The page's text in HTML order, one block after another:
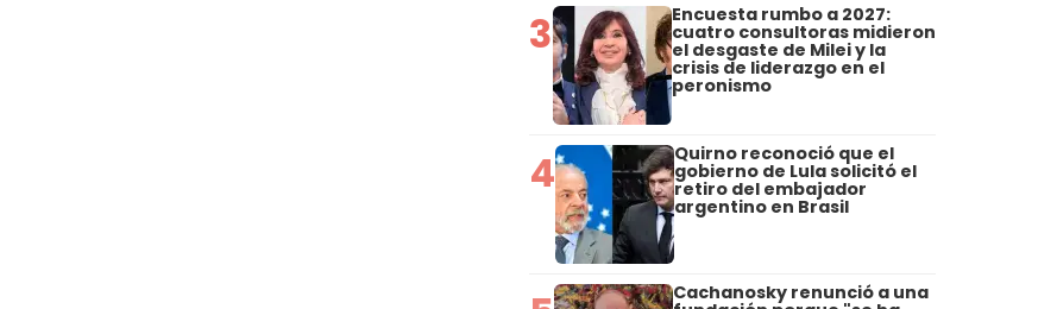
3 Encuesta rumbo a 2027:
cuatro consultoras midieron
el desgaste de Milei y la
crisis de liderazgo en el
peronismo
4 Quirno reconoció que el
gobierno de Lula solicitó el
retiro del embajador
argentino en Brasil
Cachanosky renunció a una